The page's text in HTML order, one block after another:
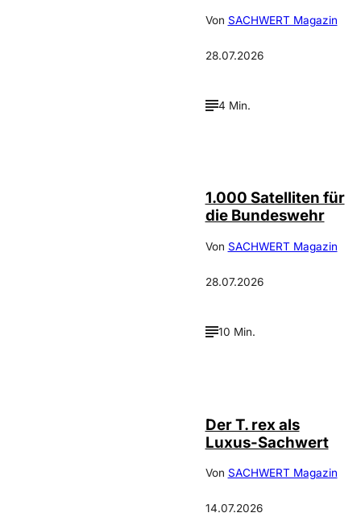
Von SACHWERT Magazin
28.07.2026
4 Min.
1.000 Satelliten für
die Bundeswehr
Von SACHWERT Magazin
28.07.2026
10 Min.
Der T. rex als
Luxus-Sachwert
Von SACHWERT Magazin
14.07.2026